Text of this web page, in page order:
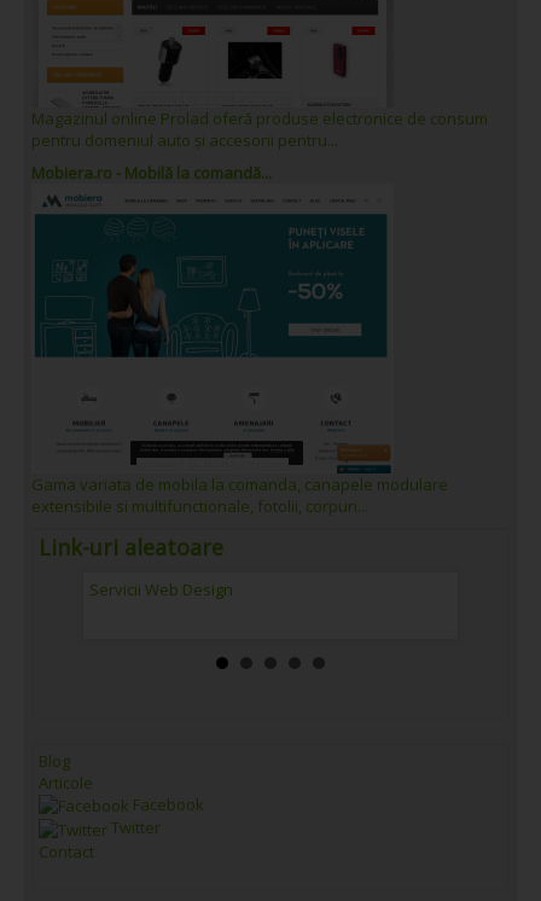
Magazinul online Prolad oferă produse electronice de consum
pentru domeniul auto și accesorii pentru...
Mobiera.ro - Mobilă la comandă...
Gama variata de mobila la comanda, canapele modulare
extensibile si multifunctionale, fotolii, corpuri...
Link-uri aleatoare
Servicii Web Design
Blog
Articole
Facebook
Twitter
Contact